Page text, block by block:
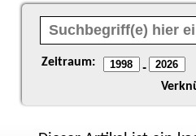
Zeitraum: -